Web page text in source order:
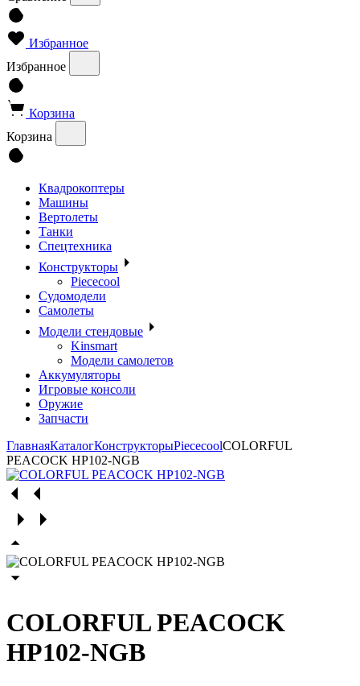
Избранное
Избранное
Корзина
Корзина
Квадрокоптеры
Машины
Вертолеты
Танки
Спецтехника
Конструкторы
Piececool
Судомодели
Самолеты
Модели стендовые
Kinsmart
Модели самолетов
Аккумуляторы
Игровые консоли
Оружие
Запчасти
ГлавнаяКаталогКонструкторыPiececoolCOLORFUL
PEACOCK HP102-NGB
COLORFUL PEACOCK
HP102-NGB